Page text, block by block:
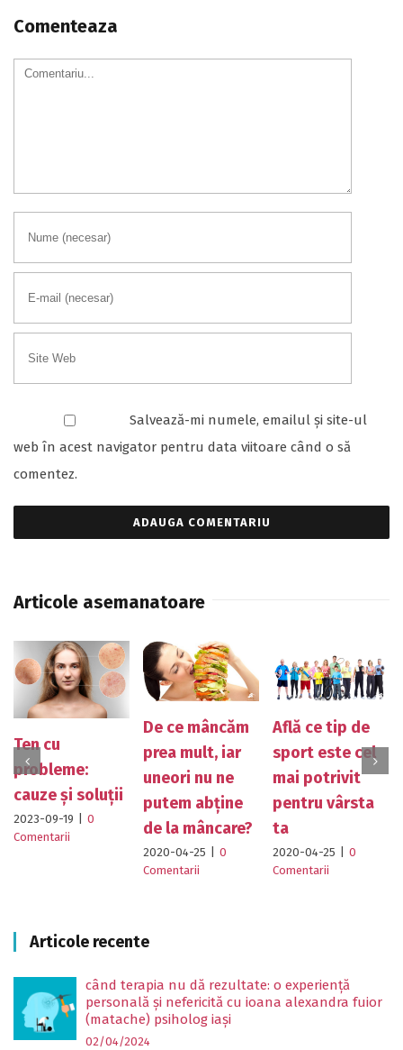
Comenteaza
Salvează-mi numele, emailul și site-ul
web în acest navigator pentru data viitoare când o să
comentez.
Articole asemanatoare
Ten cu
probleme:
cauze și soluții
2023-09-19
0
Comentarii
De ce mâncăm
prea mult, iar
uneori nu ne
putem abține
de la mâncare?
2020-04-25
0
Comentarii
Află ce tip de
sport este cel
mai potrivit
pentru vârsta
ta
2020-04-25
0
Comentarii
Articole recente
când terapia nu dă rezultate: o experiență
personală și nefericită cu ioana alexandra fuior
(matache) psiholog iași
02/04/2024